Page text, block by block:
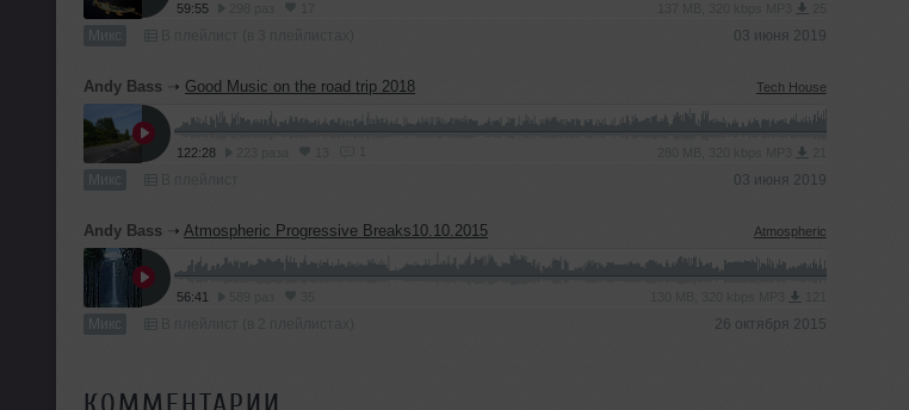
59:55
Микс 03 июня 2019
Andy Bass ➝ Good Music on the road trip 2018 Tech House
122:28
Микс 03 июня 2019
Andy Bass ➝ Atmospheric Progressive Breaks10.10.2015 Atmospheric
56:41
Микс 26 октября 2015